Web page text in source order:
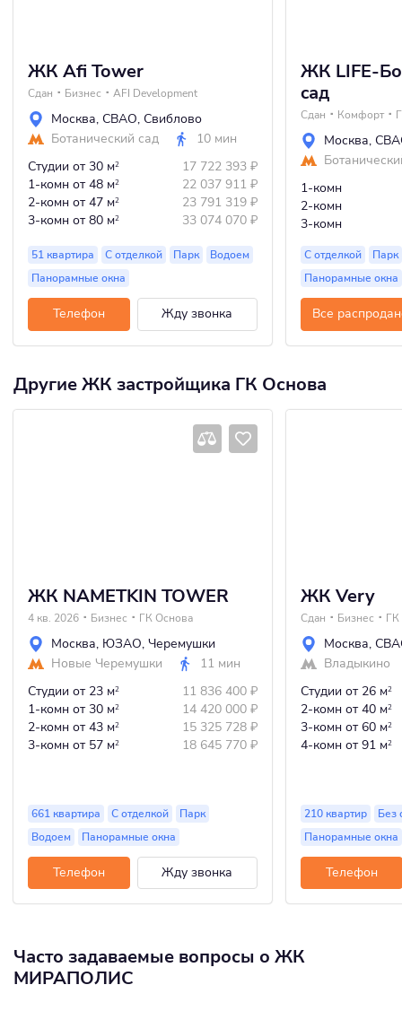
ЖК Afi Tower
Сдан Бизнес AFI Development
Москва, СВАО, Свиблово
Ботанический сад
10 мин
Студии от 30 м2 17 722 393 ₽
1-комн от 48 м2 22 037 911 ₽
2-комн от 47 м2 23 791 319 ₽
3-комн от 80 м2 33 074 070 ₽
51 квартира С отделкой Парк
Водоем
Панорамные окна
Телефон Жду звонка
ЖК LIFE-
cад
Сдан Комфорт
Москва,
1-комн
2-комн
3-комн
С отделкой
Парк
Панорамные окна
Все
Другие ЖК застройщика ГК Основа
ЖК NAMETKIN TOWER
4 кв. 2026 Бизнес ГК Основа
Москва, ЮЗАО, Черемушки
Новые Черемушки
11 мин
Студии от 23 м2 11 836 400 ₽
1-комн от 30 м2 14 420 000 ₽
2-комн от 43 м2 15 325 728 ₽
3-комн от 57 м2 18 645 770 ₽
661 квартира С отделкой
Парк
Водоем
Панорамные окна
Телефон Жду звонка
ЖК Very
Сдан Бизнес ГК
Москва,
Владыкино
Студии от 26 м2
2-комн от 40 м2
3-комн от 60 м2
4-комн от 91 м2
210 квартир
Без
Панорамные окна
Телефон
Часто задаваемые вопросы о ЖК
МИРАПОЛИС